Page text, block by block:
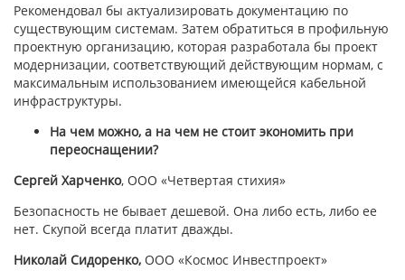
Рекомендовал бы актуализировать документацию по
существующим системам. Затем обратиться в профильную
проектную организацию, которая разработала бы проект
модернизации, соответствующий действующим нормам, с
максимальным использованием имеющейся кабельной
инфраструктуры.
На чем можно, а на чем не стоит экономить при
переоснащении?
Сергей Харченко, ООО «Четвертая стихия»
Безопасность не бывает дешевой. Она либо есть, либо ее
нет. Скупой всегда платит дважды.
Николай Сидоренко, ООО «Космос Инвестпроект»